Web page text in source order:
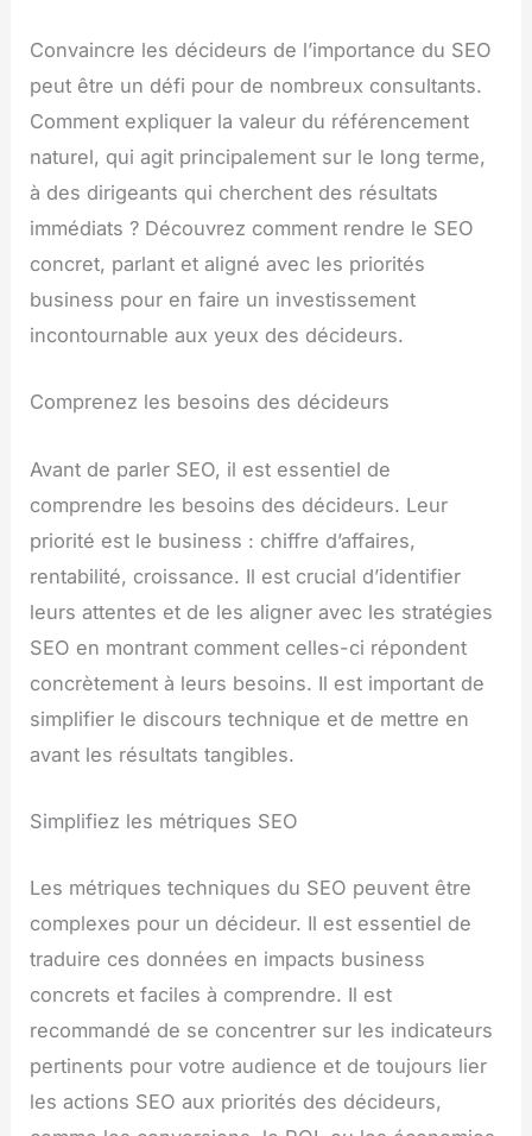
Convaincre les décideurs de l’importance du SEO
peut être un défi pour de nombreux consultants.
Comment expliquer la valeur du référencement
naturel, qui agit principalement sur le long terme,
à des dirigeants qui cherchent des résultats
immédiats ? Découvrez comment rendre le SEO
concret, parlant et aligné avec les priorités
business pour en faire un investissement
incontournable aux yeux des décideurs.
Comprenez les besoins des décideurs
Avant de parler SEO, il est essentiel de
comprendre les besoins des décideurs. Leur
priorité est le business : chiffre d’affaires,
rentabilité, croissance. Il est crucial d’identifier
leurs attentes et de les aligner avec les stratégies
SEO en montrant comment celles-ci répondent
concrètement à leurs besoins. Il est important de
simplifier le discours technique et de mettre en
avant les résultats tangibles.
Simplifiez les métriques SEO
Les métriques techniques du SEO peuvent être
complexes pour un décideur. Il est essentiel de
traduire ces données en impacts business
concrets et faciles à comprendre. Il est
recommandé de se concentrer sur les indicateurs
pertinents pour votre audience et de toujours lier
les actions SEO aux priorités des décideurs,